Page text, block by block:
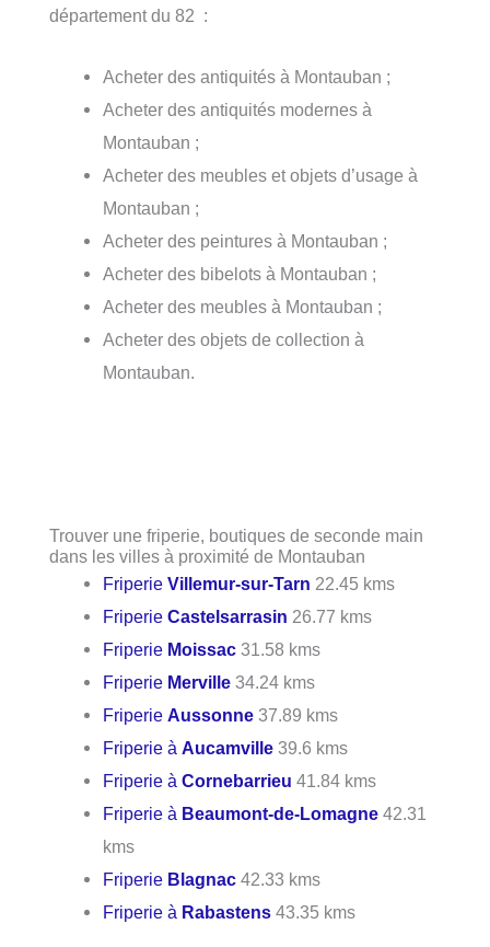
département du 82 :
Acheter des antiquités à Montauban ;
Acheter des antiquités modernes à
Montauban ;
Acheter des meubles et objets d’usage à
Montauban ;
Acheter des peintures à Montauban ;
Acheter des bibelots à Montauban ;
Acheter des meubles à Montauban ;
Acheter des objets de collection à
Montauban.
Trouver une friperie, boutiques de seconde main
dans les villes à proximité de Montauban
FriperieVillemur-sur-Tarn 22.45 kms
FriperieCastelsarrasin 26.77 kms
Friperie Moissac 31.58 kms
Friperie Merville 34.24 kms
FriperieAussonne 37.89 kms
Friperie àAucamville 39.6 kms
Friperie àCornebarrieu 41.84 kms
Friperie à Beaumont-de-Lomagne 42.31
kms
Friperie Blagnac 42.33 kms
Friperie à Rabastens 43.35 kms